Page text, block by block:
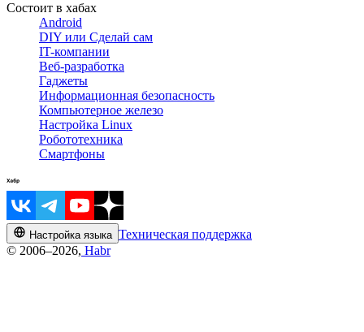
Состоит в хабах
Android
DIY или Сделай сам
IT-компании
Веб-разработка
Гаджеты
Информационная безопасность
Компьютерное железо
Настройка Linux
Робототехника
Смартфоны
Настройка языка Техническая поддержка
© 2006–2026, Habr